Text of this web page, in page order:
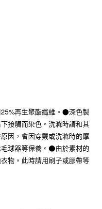
費
費
再生聚酯纖維。●深色製
接觸而染色。洗滌時請和其
因，會因穿戴或洗滌時的摩
球器等保養。●由於素材的
物。此時請用刷子或膠帶等